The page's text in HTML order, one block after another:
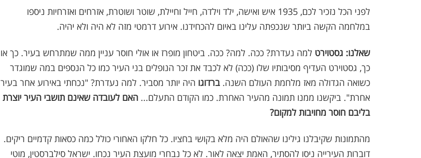
לפני הכל נזכיר לכם, 1935 איש ואישה, ילד וילדה, חייל וחיילת, שוטר ושוטרת, אזרחים ואזרחיות ניספו
במלחמה הקשה ביותר שנכפתה עלינו באיום להכחידנו. אירוע דרמטי מזה לא היה ולא יהיה.
שאלנו: גסטוירט למה נעדרת? ככה. למה? ככה. ביטחון מופרז או אולי חוסר עניין ממה שמתרחש בעיר. כך או
כך, גסטוירט העדיף מסיבותיו שלו (ככה) לא לכבד את זכר הנופלים בני העיר כמו כל הנספים במה שמוגדר
כשואה הגדולה מאז מלחמת העולם השנה. ברדוגו היה יותר מסביר. למה נעדרת? "נכחתי באירוע אחר בעיר
אחרת". ביקשנו ממנו תמונה מהעיר האחרת. כמו הקודם התעלם... האם לעובדה שאינם תושבי העיר יוצרת
בליבם חוסר מחויבות למקום?
מהתמונות שקיבלנו גילינו שהאולם היה מלא בקושי בחציו. כל חלקו האחורי כולל כמה כסאות קדמיים ריקים.
דוברות העירייה ניסו להסתיר, האמת יצאה לאור. לא כל נבחרי מועצת העיר נכחו. ישראל סילברסטין, מוטי